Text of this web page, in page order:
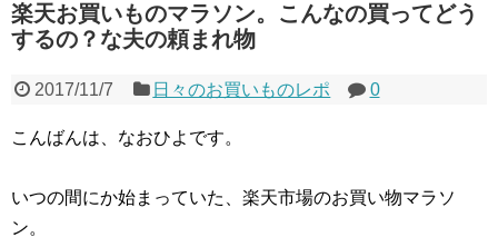
楽天お買いものマラソン。こんなの買ってどう
するの？な夫の頼まれ物
2017/11/7 日々のお買いものレポ 0
こんばんは、なおひよです。
いつの間にか始まっていた、楽天市場のお買い物マラソ
ン。